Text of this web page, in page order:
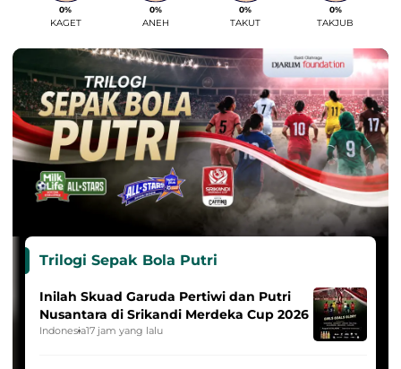
0%
KAGET
0%
ANEH
0%
TAKUT
0%
TAKJUB
Trilogi Sepak Bola Putri
Inilah Skuad Garuda Pertiwi dan Putri
Nusantara di Srikandi Merdeka Cup 2026
Indonesia17 jam yang lalu